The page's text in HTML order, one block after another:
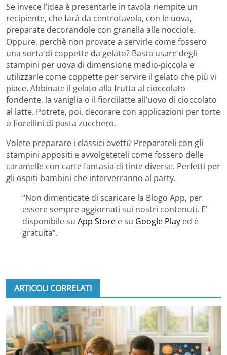
Se invece l’idea è presentarle in tavola riempite un
recipiente, che farà da centrotavola, con le uova,
preparate decorandole con granella alle nocciole.
Oppure, perchè non provate a servirle come fossero
una sorta di coppette da gelato? Basta usare degli
stampini per uova di dimensione medio-piccola e
utilizzarle come coppette per servire il gelato che più vi
piace. Abbinate il gelato alla frutta al cioccolato
fondente, la vaniglia o il fiordilatte all’uovo di cioccolato
al latte. Potrete, poi, decorare con applicazioni per torte
o fiorellini di pasta zucchero.
Volete preparare i classici ovetti? Preparateli con gli
stampini appositi e avvolgeteteli come fossero delle
caramelle con carte fantasia di tinte diverse. Perfetti per
gli ospiti bambini che interverranno al party.
“Non dimenticate di scaricare la Blogo App, per
essere sempre aggiornati sui nostri contenuti. E’
disponibile su App Store e su Google Play ed è
gratuita”.
ARTICOLI CORRELATI